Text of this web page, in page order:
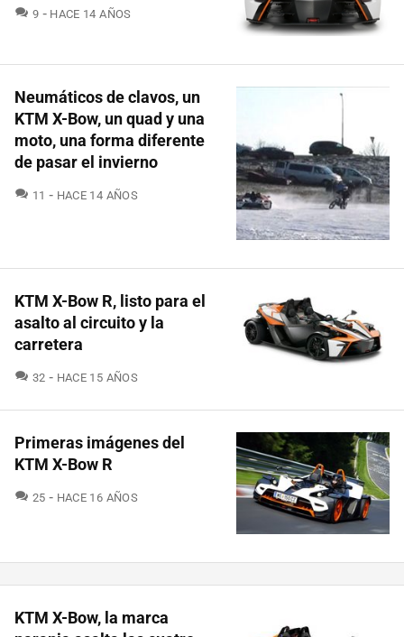
9 COMENTARIOS
HACE 14 AÑOS
Neumáticos de clavos, un
KTM X-Bow, un quad y una
moto, una forma diferente
de pasar el invierno
11 COMENTARIOS
HACE 14 AÑOS
KTM X-Bow R, listo para el
asalto al circuito y la
carretera
32 COMENTARIOS
HACE 15 AÑOS
Primeras imágenes del
KTM X-Bow R
25 COMENTARIOS
HACE 16 AÑOS
KTM X-Bow, la marca